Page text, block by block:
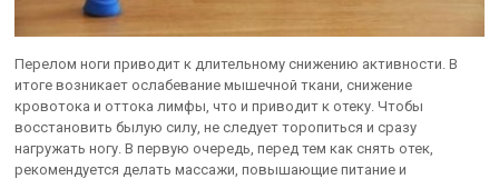
Перелом ноги приводит к длительному снижению активности. В
итоге возникает ослабевание мышечной ткани, снижение
кровотока и оттока лимфы, что и приводит к отеку. Чтобы
восстановить былую силу, не следует торопиться и сразу
нагружать ногу. В первую очередь, перед тем как снять отек,
рекомендуется делать массажи, повышающие питание и